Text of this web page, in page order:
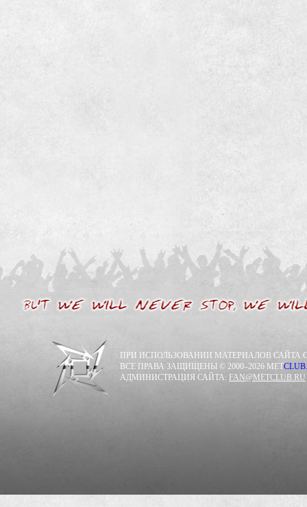
ПРИ ИСПОЛЬЗОВАНИИ МАТЕРИАЛОВ САЙТА
ВСЕ ПРАВА ЗАЩИЩЕНЫ © 2000–2026 METCLUB.
АДМИНИСТРАЦИЯ САЙТА: FAN@METCLUB.RU